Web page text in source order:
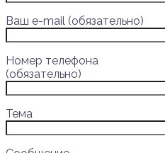
Ваш e-mail (обязательно)
Номер телефона
(обязательно)
Тема